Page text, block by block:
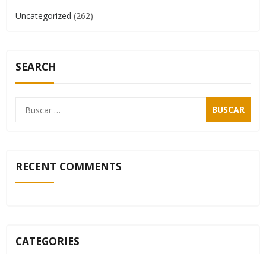
Uncategorized (262)
SEARCH
RECENT COMMENTS
CATEGORIES